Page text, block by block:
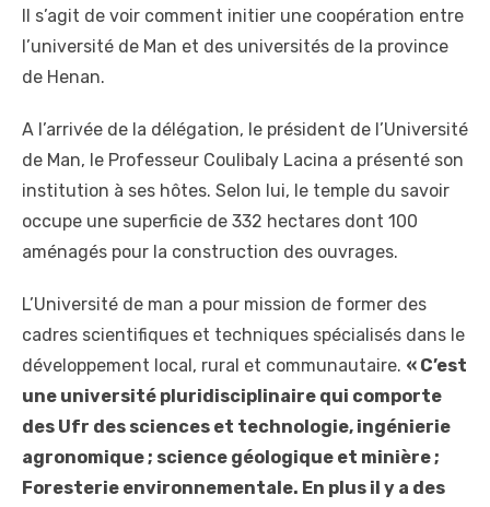
Il s’agit de voir comment initier une coopération entre
l’université de Man et des universités de la province
de Henan.
A l’arrivée de la délégation, le président de l’Université
de Man, le Professeur Coulibaly Lacina a présenté son
institution à ses hôtes. Selon lui, le temple du savoir
occupe une superficie de 332 hectares dont 100
aménagés pour la construction des ouvrages.
L’Université de man a pour mission de former des
cadres scientifiques et techniques spécialisés dans le
développement local, rural et communautaire. « C’est
une université pluridisciplinaire qui comporte
des Ufr des sciences et technologie, ingénierie
agronomique ; science géologique et minière ;
Foresterie environnementale. En plus il y a des